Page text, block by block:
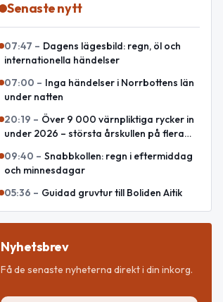
Senaste nytt
07:47 – Dagens lägesbild: regn, öl och
internationella händelser
07:00 – Inga händelser i Norrbottens län
under natten
20:19 – Över 9 000 värnpliktiga rycker in
under 2026 – största årskullen på flera
09:40 – Snabbkollen: regn i eftermiddag
och minnesdagar
05:36 – Guidad gruvtur till Boliden Aitik
Nyhetsbrev
Få de senaste nyheterna direkt i din inkorg.